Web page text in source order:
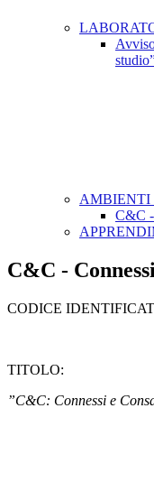
C&C -
C&C -
CODICE
TITOLO:
”C&C: Connessi e